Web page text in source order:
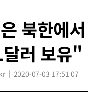
북한에
러 보유"
2020-07-03 17:51:07